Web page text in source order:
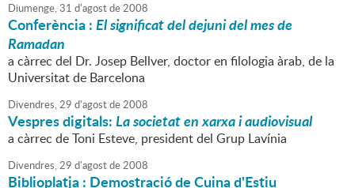
Diumenge,31 d'agostde2008
Conferència :El significat del dejuni del mes de
Ramadan
a càrrec del Dr. Josep Bellver, doctor en filologia àrab, de la
Universitat de Barcelona
Divendres,29 d'agostde2008
Vespres digitals:La societat en xarxa i audiovisual
a càrrec de Toni Esteve, president del Grup Lavínia
Divendres,29 d'agostde2008
Biblioplatja : Demostració de Cuina d'Estiu